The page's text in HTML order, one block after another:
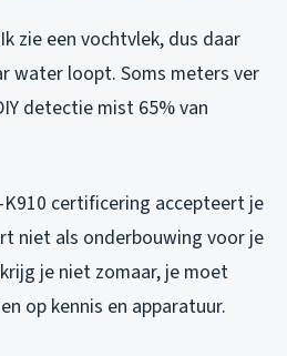
zie een vochtvlek, dus daar
water loopt. Soms meters ver
detectie mist 65% van
K910 certificering accepteert je
niet als onderbouwing voor je
je niet zomaar, je moet
op kennis en apparatuur.